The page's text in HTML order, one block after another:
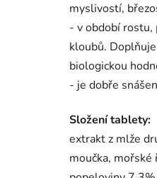
myslivostí,
- v období rostu,
kloubů.
biologickou
- je dobře
Složení tablety:
extrakt z mlže
moučka,